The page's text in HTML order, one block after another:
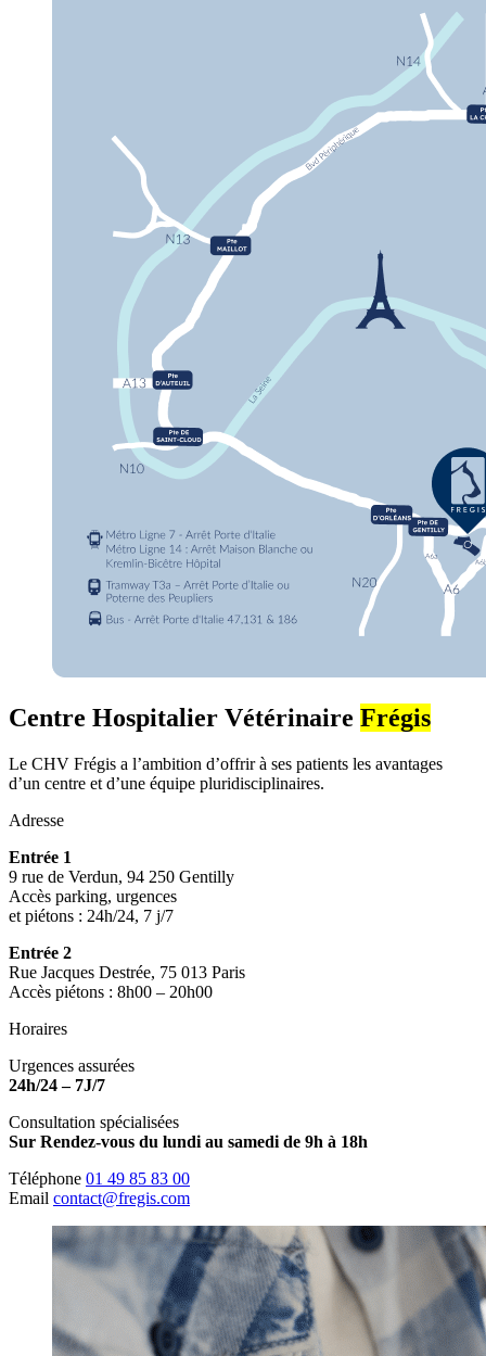
Centre Hospitalier Vétérinaire Frégis
Le CHV Frégis a l’ambition d’offrir à ses patients les avantages
d’un centre et d’une équipe pluridisciplinaires.
Adresse
Entrée 1
9 rue de Verdun, 94 250 Gentilly
Accès parking, urgences
et piétons : 24h/24, 7 j/7
Entrée 2
Rue Jacques Destrée, 75 013 Paris
Accès piétons : 8h00 – 20h00
Horaires
Urgences assurées
24h/24 – 7J/7
Consultation spécialisées
Sur Rendez-vous du lundi au samedi de 9h à 18h
Téléphone 01 49 85 83 00
Email contact@fregis.com